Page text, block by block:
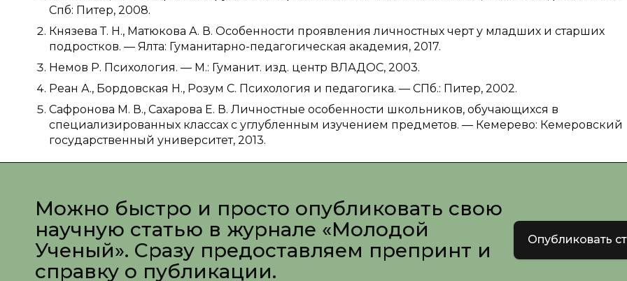
Спб: Питер, 2008.
Князева Т. Н., Матюкова А. В. Особенности проявления личностных черт у младших и старших
подростков. — Ялта: Гуманитарно-педагогическая академия, 2017.
Немов Р. Психология. — М.: Гуманит. изд. центр ВЛАДОС, 2003.
Реан А., Бордовская Н., Розум С. Психология и педагогика. — СПб.: Питер, 2002.
Сафронова М. В., Сахарова Е. В. Личностные особенности школьников, обучающихся в
специализированных классах с углубленным изучением предметов. — Кемерево: Кемеровский
государственный университет, 2013.
Можно быстро и просто опубликовать свою
научную статью в журнале «Молодой
Ученый». Сразу предоставляем препринт и
справку о публикации.
Опубликовать